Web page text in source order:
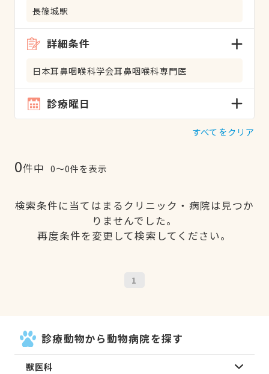
長篠城駅
詳細条件
日本耳鼻咽喉科学会耳鼻咽喉科専門医
診療曜日
すべてをクリア
0件中 0〜0件を表示
検索条件に当てはまるクリニック・病院は見つか
りませんでした。
再度条件を変更して検索してください。
1
診療動物から動物病院を探す
獣医科